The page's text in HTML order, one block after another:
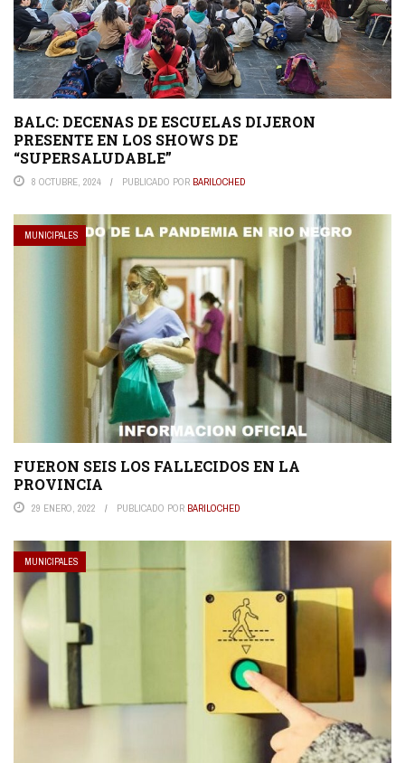
BALC: DECENAS DE ESCUELAS DIJERON
PRESENTE EN LOS SHOWS DE
“SUPERSALUDABLE”
8 OCTUBRE, 2024 PUBLICADO POR BARILOCHED
MUNICIPALES
FUERON SEIS LOS FALLECIDOS EN LA
PROVINCIA
29 ENERO, 2022 PUBLICADO POR BARILOCHED
MUNICIPALES